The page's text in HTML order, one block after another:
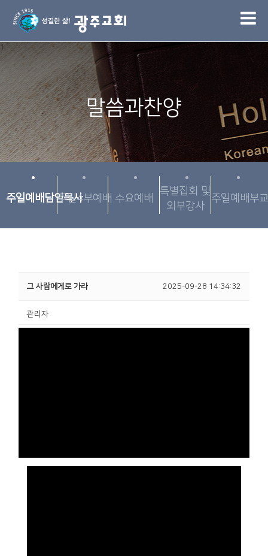
1
말씀과찬양
주일예배담임목사주일4부예배 수요예배
특별집회 및
외부강사
주일예배부
그 사람에게로 가라 2025-09-28 14:34:32
관리자